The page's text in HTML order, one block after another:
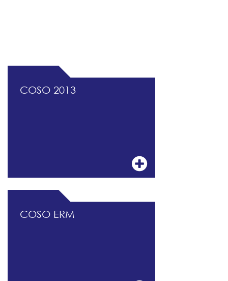
COSO 2013
COSO ERM